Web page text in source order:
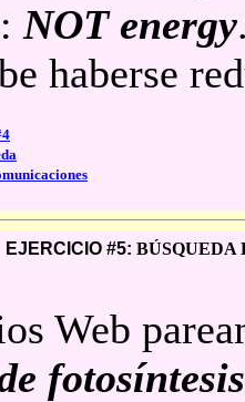
NOT energy
haberse
EJERCICIO #5: BÚSQUEDA
Web